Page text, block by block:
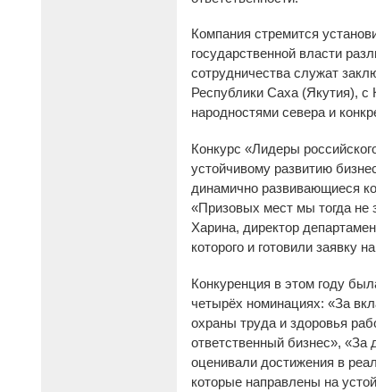
Компания стремится
государственной власти
сотрудничества служат
Республики Саха (Якутия),
народностями севера и
Конкурс «Лидеры
устойчивому развитию
динамично развивающиеся
«Призовых мест мы тогда не
Харина, директор
которого и готовили заявку
Конкуренция в этом году
четырёх номинациях: «За
охраны труда и здоровья
ответственный бизнес», «За
оценивали достижения в
которые направлены на